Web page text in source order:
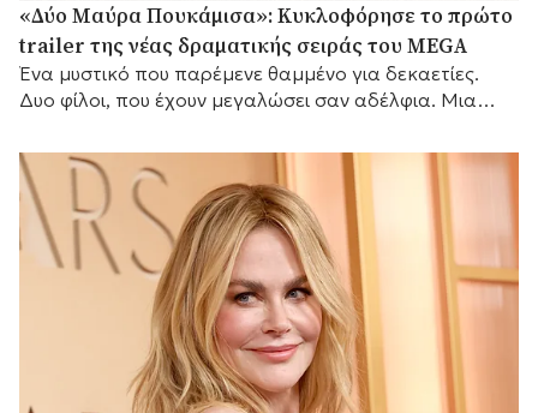
«Δύο Μαύρα Πουκάμισα»: Κυκλοφόρησε το πρώτο
trailer της νέας δραματικής σειράς του MEGA
Ένα μυστικό που παρέμενε θαμμένο για δεκαετίες.
Δυο φίλοι, που έχουν μεγαλώσει σαν αδέλφια. Μια